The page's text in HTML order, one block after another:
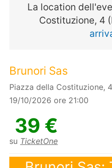
La location
Costituzione, 4
Brunori Sas
Piazza della Costituzione,
19/10/2026 ore 21:00
39 €
su TicketOne